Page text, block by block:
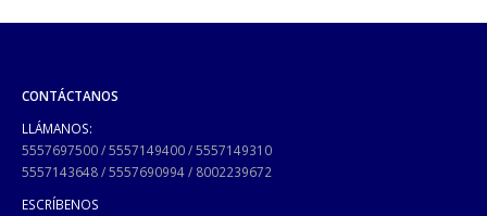
CONTÁCTANOS
LLÁMANOS:
5557697500/5557149400/5557149310
5557143648/5557690994/ 8002239672
ESCRÍBENOS